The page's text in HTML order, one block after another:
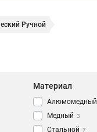
Ручной
Материал
Алюмомедный
Медный 3
Стальной 7